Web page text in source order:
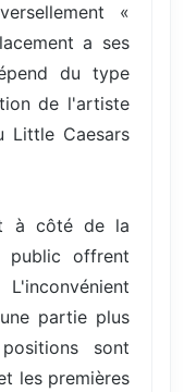
«
a ses
du type
de l'artiste
Little Caesars
à côté de la
offrent
partie plus
sont
les premières